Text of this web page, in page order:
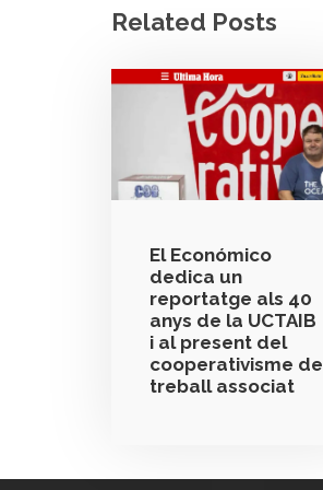
Related Posts
El Económico
dedica un
reportatge als 40
anys de la UCTAIB
i al present del
cooperativisme de
treball associat